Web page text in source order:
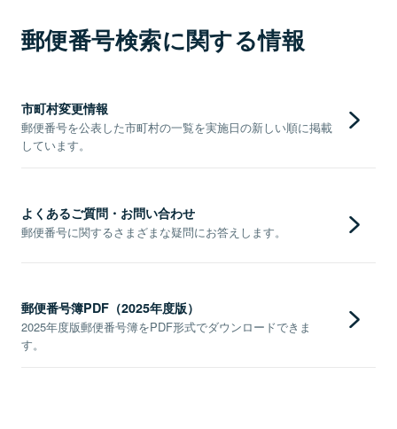
郵便番号検索に関する情報
市町村変更情報
郵便番号を公表した市町村の一覧を実施日の新しい順に掲載
しています。
よくあるご質問・お問い合わせ
郵便番号に関するさまざまな疑問にお答えします。
郵便番号簿PDF（2025年度版）
2025年度版郵便番号簿をPDF形式でダウンロードできま
す。